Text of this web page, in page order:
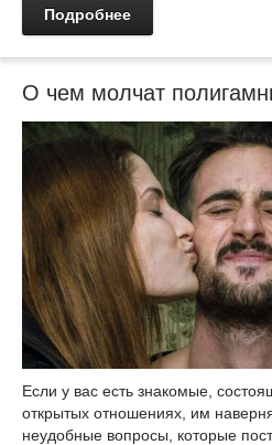
Подробнее
О чем молчат
Если у вас есть знакомые,
открытых отношениях, им
неудобные вопросы, которые